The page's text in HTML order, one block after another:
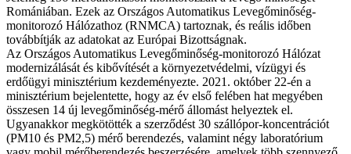
Romániában. Ezek az Országos Automatikus Levegőminőség-
monitorozó Hálózathoz (RNMCA) tartoznak, és reális időben
továbbítják az adatokat az Európai Bizottságnak.
Az Országos Automatikus Levegőminőség-monitorozó Hálózat
modernizálását és kibővítését a környezetvédelmi, vízügyi és
erdőügyi minisztérium kezdeményezte. 2021. október 22-én a
minisztérium bejelentette, hogy az év első felében hat megyében
összesen 14 új levegőminőség-mérő állomást helyeztek el.
Ugyanakkor megkötötték a szerződést 30 szállópor-koncentrációt
(PM10 és PM2,5) mérő berendezés, valamint négy laboratórium